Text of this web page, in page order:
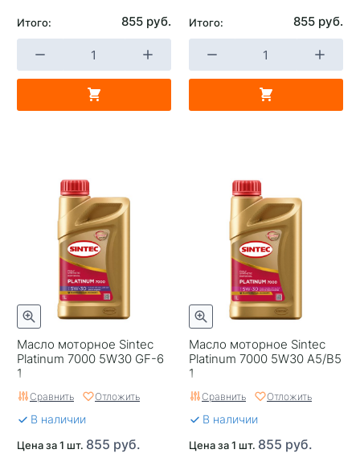
Итого: 855 руб. Итого: 855 руб.
Масло моторное Sintec
Platinum 7000 5W30 GF-6
1
Сравнить Отложить
В наличии
Цена за 1 шт. 855 руб.
Масло моторное Sintec
Platinum 7000 5W30 A5/B5
1
Сравнить Отложить
В наличии
Цена за 1 шт. 855 руб.